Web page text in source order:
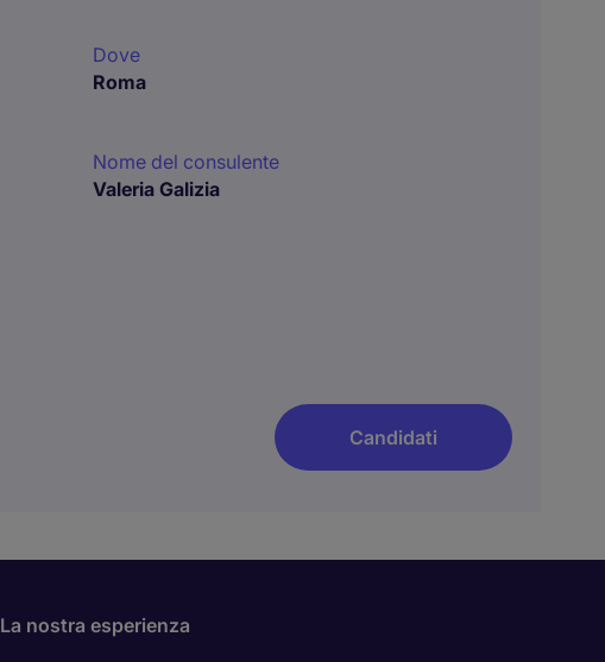
Dove
Roma
Nome del consulente
Valeria Galizia
Candidati
La nostra esperienza